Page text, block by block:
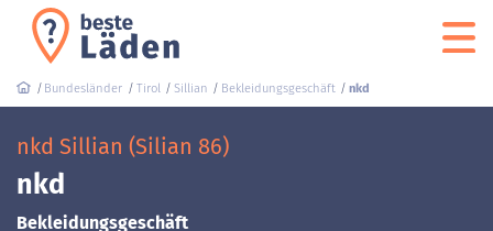
Bundesländer Tirol Sillian Bekleidungsgeschäft nkd
nkd Sillian (Silian 86)
nkd
Bekleidungsgeschäft